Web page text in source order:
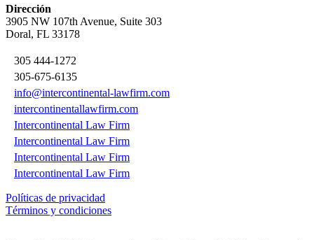
Dirección
3905 NW 107th Avenue, Suite 303
Doral, FL 33178
305 444-1272
305-675-6135
info@intercontinental-lawfirm.com
intercontinentallawfirm.com
Intercontinental Law Firm
Intercontinental Law Firm
Intercontinental Law Firm
Intercontinental Law Firm
Políticas de privacidad
Términos y condiciones